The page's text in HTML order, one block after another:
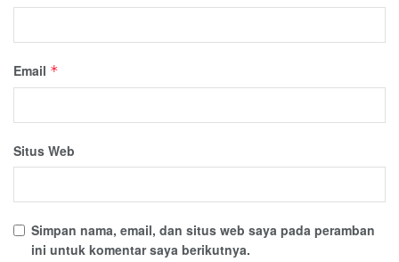
Email *
Situs Web
Simpan nama, email, dan situs web saya pada peramban
ini untuk komentar saya berikutnya.